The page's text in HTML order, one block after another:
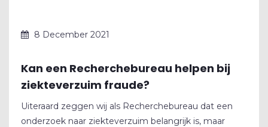
8 December 2021
Kan een Recherchebureau helpen bij
ziekteverzuim fraude?
Uiteraard zeggen wij als Recherchebureau dat een
onderzoek naar ziekteverzuim belangrijk is, maar